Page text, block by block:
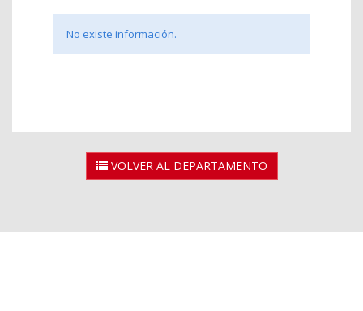
No existe información.
VOLVER AL DEPARTAMENTO